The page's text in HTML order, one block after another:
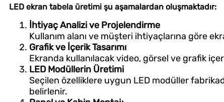
LED ekran tabela üretimi şu aşamalardan oluşmaktadır:
İhtiyaç Analizi ve Projelendirme
Kullanım alanı ve müşteri ihtiyaçlarına göre
Grafik ve İçerik Tasarımı
Ekranda kullanılacak video, görsel ve grafik
LED Modüllerin Üretimi
Seçilen özelliklere uygun LED modüller
belirlenir.